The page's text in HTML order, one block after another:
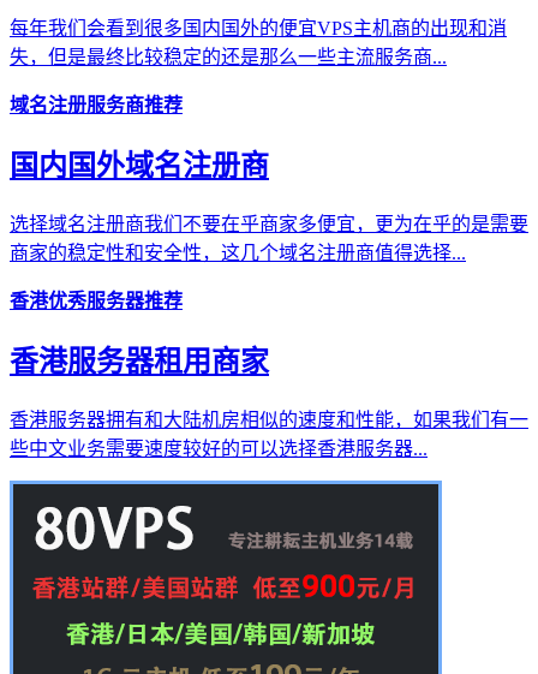
每年我们会看到很多国内国外的便宜VPS主机商的出现和消
失，但是最终比较稳定的还是那么一些主流服务商...
域名注册服务商推荐
国内国外域名注册商
选择域名注册商我们不要在乎商家多便宜，更为在乎的是需要
商家的稳定性和安全性，这几个域名注册商值得选择...
香港优秀服务器推荐
香港服务器租用商家
香港服务器拥有和大陆机房相似的速度和性能，如果我们有一
些中文业务需要速度较好的可以选择香港服务器...